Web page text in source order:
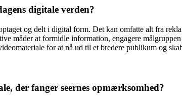
digitale verden?
og delt i digital form. Det kan omfatte alt fra
måder at formidle information, engagere
for at nå ud til et bredere publikum og
der fanger seernes opmærksomhed?